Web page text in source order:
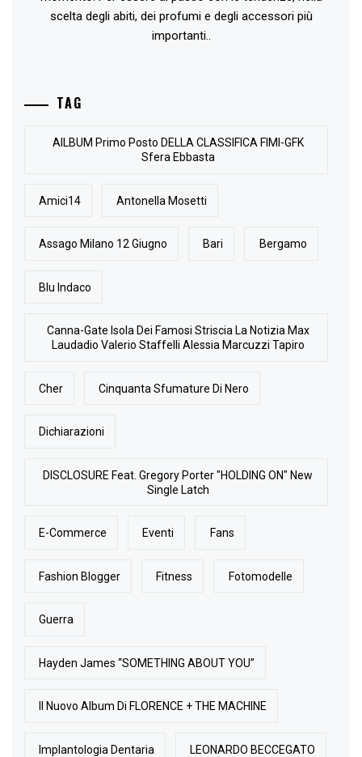
scelta degli abiti, dei profumi e degli accessori più
importanti..
TAG
AlLBUM Primo Posto DELLA CLASSIFICA FIMI-GFK
Sfera Ebbasta
Amici14 Antonella Mosetti
Assago Milano 12 Giugno Bari Bergamo
Blu Indaco
Canna-Gate Isola Dei Famosi Striscia La Notizia Max
Laudadio Valerio Staffelli Alessia Marcuzzi Tapiro
Cher Cinquanta Sfumature Di Nero
Dichiarazioni
DISCLOSURE Feat. Gregory Porter "HOLDING ON" New
Single Latch
E-Commerce Eventi Fans
Fashion Blogger Fitness Fotomodelle
Guerra
Hayden James “SOMETHING ABOUT YOU”
Il Nuovo Album Di FLORENCE + THE MACHINE
Implantologia Dentaria LEONARDO BECCEGATO